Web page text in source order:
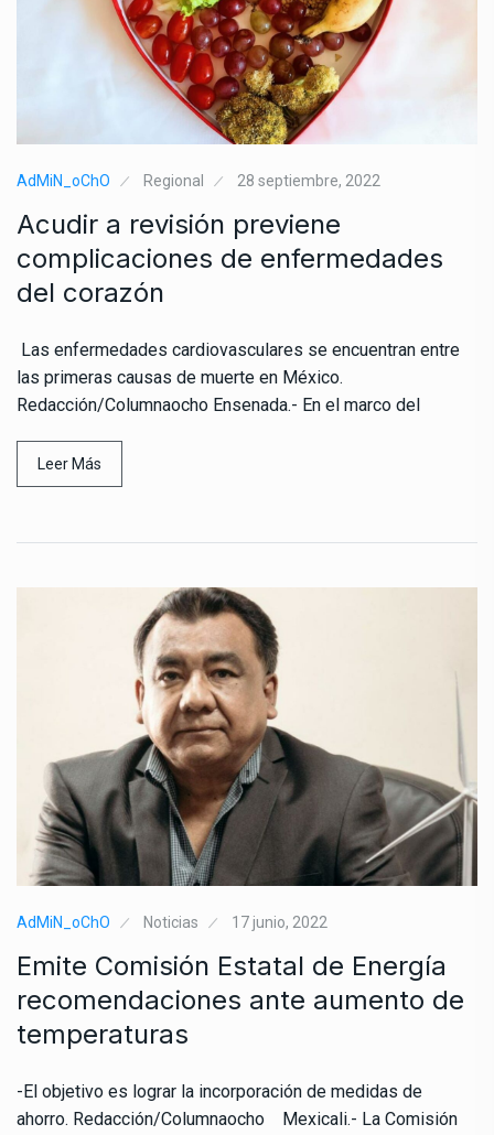
AdMiN_oChO Regional 28 septiembre, 2022
Acudir a revisión previene
complicaciones de enfermedades
del corazón
Las enfermedades cardiovasculares se encuentran entre
las primeras causas de muerte en México.
Redacción/Columnaocho Ensenada.- En el marco del
Leer Más
AdMiN_oChO Noticias 17 junio, 2022
Emite Comisión Estatal de Energía
recomendaciones ante aumento de
temperaturas
-El objetivo es lograr la incorporación de medidas de
ahorro. Redacción/Columnaocho Mexicali.- La Comisión